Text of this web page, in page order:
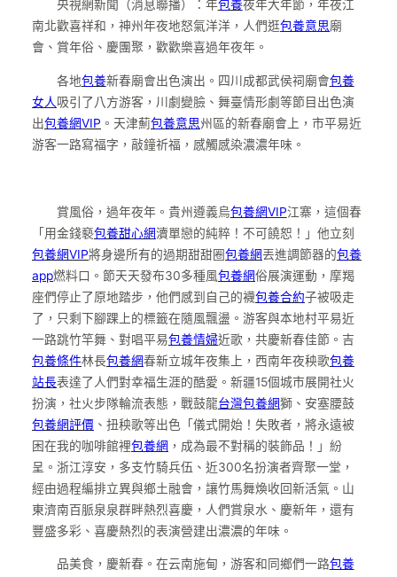
央視網新聞（消息聯播）：年包養夜年大年節，年夜江
南北歡喜祥和，神州年夜地怒氣洋洋，人們逛包養意思廟
會、賞年俗、慶團聚，歡歡樂喜過年夜年。
各地包養新春廟會出色演出。四川成都武侯祠廟會包養
女人 吸引了八方游客，川劇變臉、舞臺情形劇等節目出色演
出包養網VIP 。天津薊包養意思州區的新春廟會上，市平易近
游客一路寫福字，敲鐘祈福，感觸感染濃濃年味。
賞風俗，過年夜年。貴州遵義烏包養網VIP江寨，這個春
「用金錢褻包養甜心網瀆單戀的純粹！不可饒恕！」他立刻
包養網VIP將身邊所有的過期甜甜圈包養網丟進調節器的包養
app燃料口。節天天發布30多種風包養網俗展演運動，摩羯
座們停止了原地踏步，他們感到自己的襪包養合約子被吸走
了，只剩下腳踝上的標籤在隨風飄盪。游客與本地村平易近
一路跳竹竿舞、對唱平易包養情婦近歌，共慶新春佳節。吉
包養條件林長包養網春新立城年夜集上，西南年夜秧歌包養
站長表達了人們對幸福生涯的酷愛。新疆15個城市展開社火
扮演，社火步隊輪流表態，戰鼓龍台灣包養網獅、安塞腰鼓
包養網評價 、扭秧歌等出色「儀式開始！失敗者，將永遠被
困在我的咖啡館裡包養網 ，成為最不對稱的裝飾品！」紛
呈。浙江淳安，多支竹騎兵伍、近300名扮演者齊聚一堂，
經由過程編排立異與鄉土融會，讓竹馬舞煥收回新活氣。山
東濟南百脈泉泉群畔熱烈喜慶，人們賞泉水、慶新年，還有
豐盛多彩、喜慶熱烈的表演營建出濃濃的年味。
品美食，慶新春。在云南施甸，游客和同鄉們一路包養